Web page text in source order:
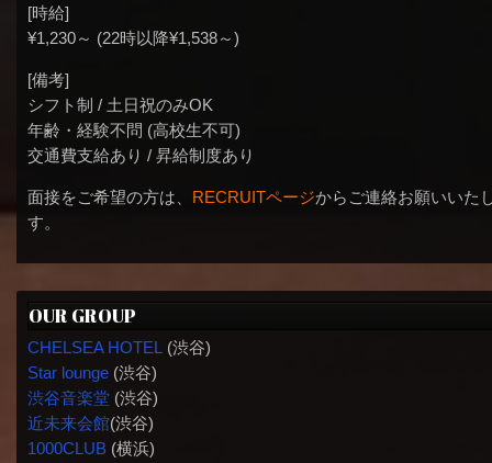
[時給]
¥1,230～ (22時以降¥1,538～)
[備考]
シフト制 / 土日祝のみOK
年齢・経験不問 (高校生不可)
交通費支給あり / 昇給制度あり
面接をご希望の方は、 RECRUITページからご連絡お願いいた
す。
OUR GROUP
CHELSEA HOTEL (渋谷)
Star lounge(渋谷)
渋谷音楽堂(渋谷)
近未来会館(渋谷)
1000CLUB(横浜)